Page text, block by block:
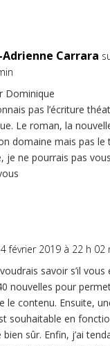
Carrara
Dominique
pas l’écriture
Le roman, la
domaine mais pas
je ne pourrais pas
février 2019 à 22 h 02
savoir s’il
nouvelles pour
le contenu. Ensuite,
souhaitable en
sûr. Enfin, j’ai